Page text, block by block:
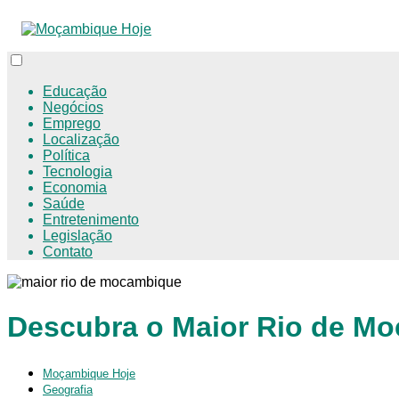
Educação
Negócios
Emprego
Localização
Política
Tecnologia
Economia
Saúde
Entretenimento
Legislação
Contato
Descubra o Maior Rio de
Moçambique Hoje
Geografia